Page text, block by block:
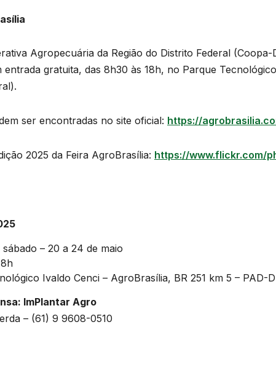
Agropecuária da Região do Distrito Federal
gratuita, das 8h30 às 18h, no Parque
ser encontradas no site oficial: https://
2025 da Feira AgroBrasília: https://www.flickr.com/
– 20 a 24 de maio
Ivaldo Cenci – AgroBrasília, BR 251 km 5 – PAD-
ImPlantar Agro
– (61) 9 9608-0510